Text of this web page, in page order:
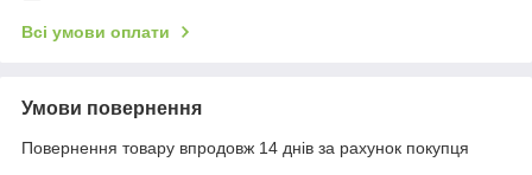
Всі умови оплати
Умови повернення
Повернення товару впродовж 14 днів за рахунок покупця